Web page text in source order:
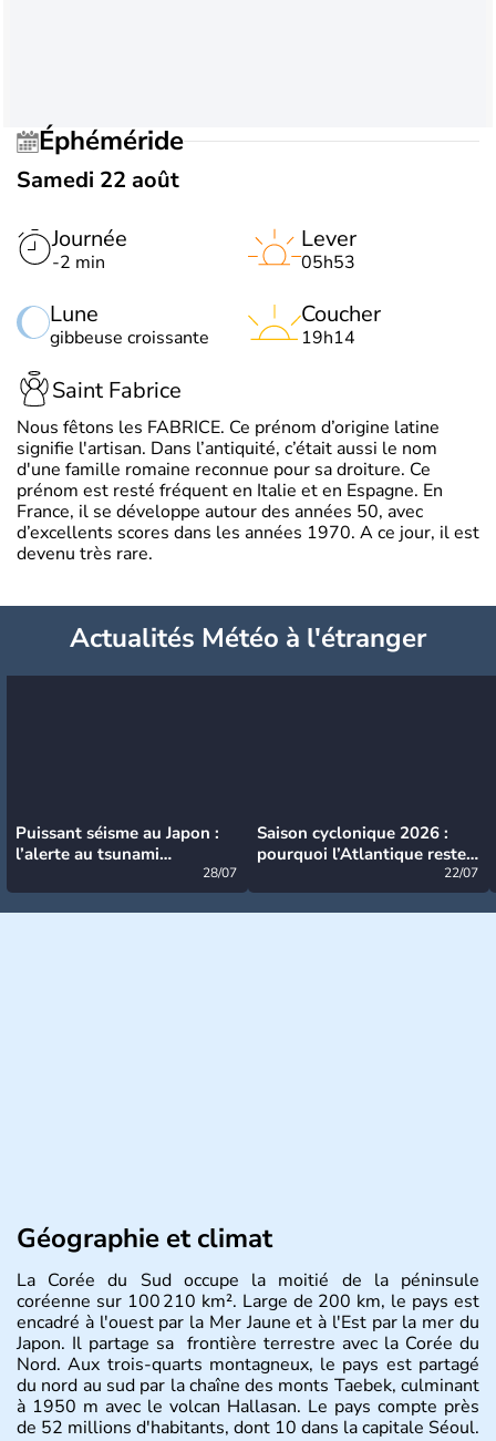
Éphéméride
Samedi 22 août
Journée
-2 min
Lune
gibbeuse croissante
Lever
05h53
Coucher
19h14
Saint Fabrice
Nous fêtons les FABRICE. Ce prénom d’origine latine
signifie l'artisan. Dans l’antiquité, c’était aussi le nom
d'une famille romaine reconnue pour sa droiture. Ce
prénom est resté fréquent en Italie et en Espagne. En
France, il se développe autour des années 50, avec
d’excellents scores dans les années 1970. A ce jour, il est
devenu très rare.
Actualités Météo à l'étranger
Puissant séisme au Japon :
l’alerte au tsunami
28/07
Saison cyclonique 2026 :
pourquoi l’Atlantique reste
22/07
Géographie et climat
La Corée du Sud occupe la moitié de la péninsule
coréenne sur 100 210 km². Large de 200 km, le pays est
encadré à l'ouest par la Mer Jaune et à l'Est par la mer du
Japon. Il partage sa frontière terrestre avec la Corée du
Nord. Aux trois-quarts montagneux, le pays est partagé
du nord au sud par la chaîne des monts Taebek, culminant
à 1950 m avec le volcan Hallasan. Le pays compte près
de 52 millions d'habitants, dont 10 dans la capitale Séoul.